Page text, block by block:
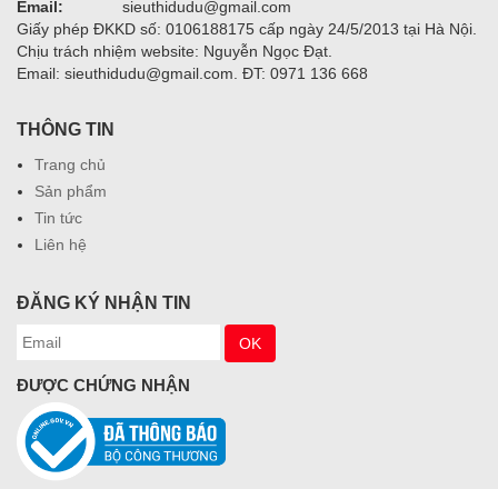
Email:
sieuthidudu@gmail.com
Giấy phép ĐKKD số: 0106188175 cấp ngày 24/5/2013 tại Hà Nội.
Chịu trách nhiệm website: Nguyễn Ngọc Đạt.
Email: sieuthidudu@gmail.com. ĐT: 0971 136 668
THÔNG TIN
Trang chủ
Sản phẩm
Tin tức
Liên hệ
ĐĂNG KÝ NHẬN TIN
ĐƯỢC CHỨNG NHẬN